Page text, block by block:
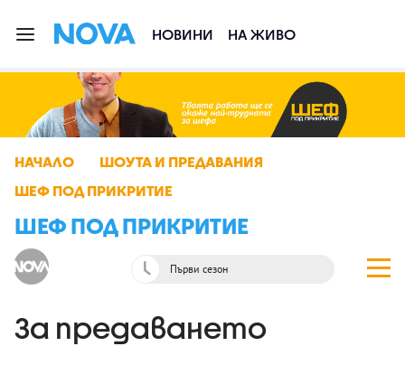
НОВИНИ НА ЖИВО
НАЧАЛО
ШОУТА И ПРЕДАВАНИЯ
ШЕФ ПОД ПРИКРИТИЕ
ШЕФ ПОД ПРИКРИТИЕ
Първи сезон
За предаването